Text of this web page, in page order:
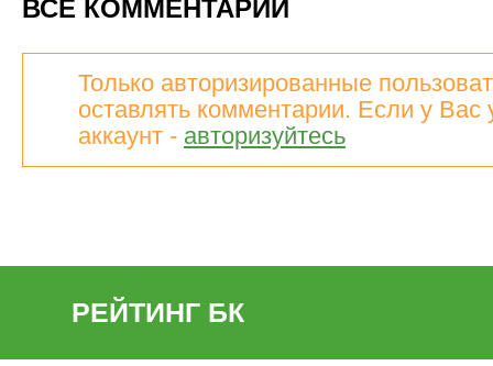
ВСЕ КОММЕНТАРИИ
Только авторизированные
оставлять комментарии. Если у Вас
аккаунт - авторизуйтесь
РЕЙТИНГ БК